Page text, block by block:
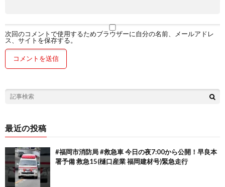
次回のコメントで使用するためブラウザーに自分の名前、メールアドレ
ス、サイトを保存する。
最近の投稿
#福岡市消防局 #救急車 今日の夜7:00から公開！早良本
署予備 救急15(樋口産業 福岡建材号)緊急走行